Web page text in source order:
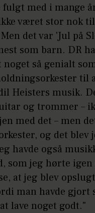
fulgt med i mange
været stor nok til
det var 'Jul på
som barn. DR
så genialt
til
Heisters musik.
og trommer –
med det – men
og det blev
havde også
som jeg hørte
at jeg blev
man havde gjort
lave noget godt."